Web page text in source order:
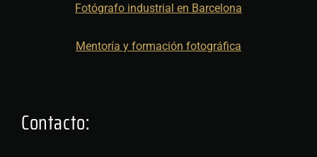
Fotógrafo industrial en Barcelona
Mentoría y formación fotográfica
Contacto: